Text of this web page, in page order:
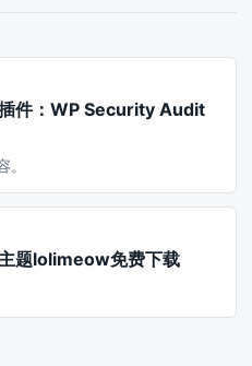
件：WP Security Audit
题lolimeow免费下载